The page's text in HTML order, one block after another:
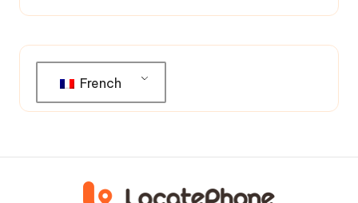
French